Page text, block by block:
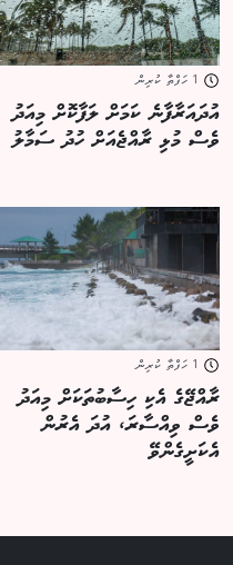
އުދައަރާފާނެ ކަމަށް ލަފާކޮށް މިއަދު
ވެސް މުޅި ރާއްޖެއަށް ހުދު ސަމާލު
ރާއްޖޭގެ އެކި ހިސާބުތަކަށް މިއަދު
ވެސް ވިއްސާރަ، އުދަ އެރުން
އެކަށީގެންވޭ